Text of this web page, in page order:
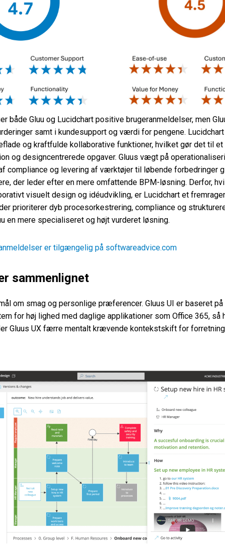
både Gluu og Lucidchart positive brugeranmeldelser, men
samt i kundesupport og værdi for pengene.
og kraftfulde kollaborative funktioner, hvilket gør det til
og designcentrerede opgaver. Gluus vægt på
compliance og levering af værktøjer til løbende forbedringer
der leder efter en mere omfattende BPM-løsning. Derfor,
visuelt design og idéudvikling, er Lucidchart et
prioriterer dyb procesorkestrering, compliance og
en mere specialiseret og højt vurderet løsning.
er tilgængelig på softwareadvice.com
sammenlignet
om smag og personlige præferencer. Gluus UI er baseret
for høj lighed med daglige applikationer som Office 365, så
Gluus UX færre mentalt krævende kontekstskift for